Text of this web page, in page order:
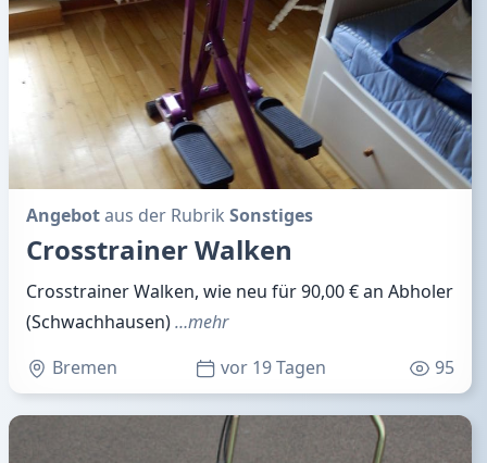
Angebotaus der Rubrik Sonstiges
Crosstrainer Walken
Crosstrainer Walken, wie neu für 90,00 € an Abholer
(Schwachhausen)…mehr
Bremen
vor 19 Tagen 95